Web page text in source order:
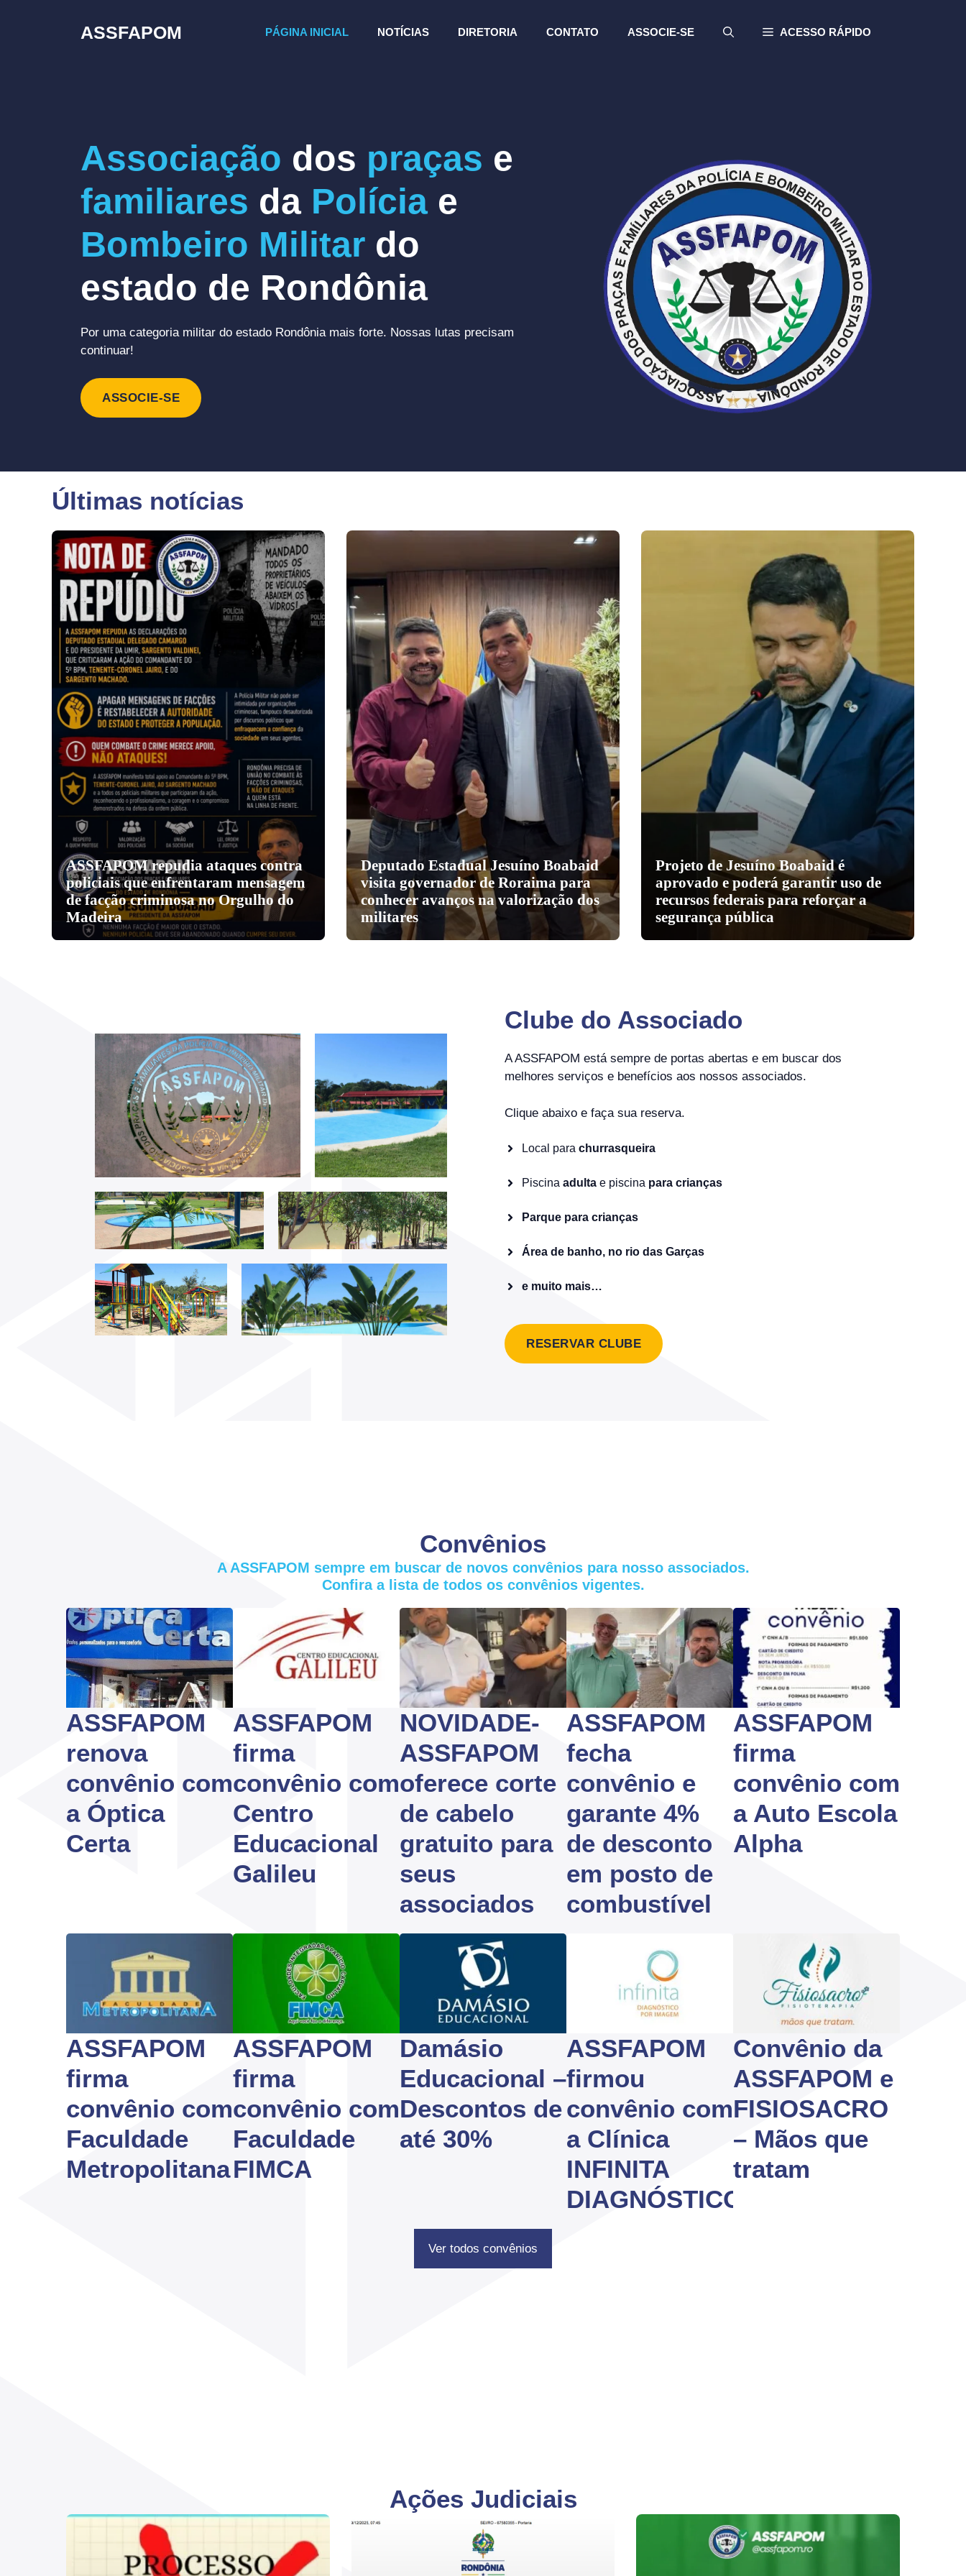
ASSFAPOM PÁGINA INICIAL NOTÍCIAS DIRETORIA CONTATO ASSOCIE-SE ACESSO RÁPIDO
Associação dos praças e
familiares da Polícia e
Bombeiro Militar do
estado de Rondônia
Por uma categoria militar do estado Rondônia mais forte. Nossas lutas precisam
continuar!
ASSOCIE-SE
Últimas notícias
ASSFAPOM repudia ataques contra
policiais que enfrentaram mensagem
de facção criminosa no Orgulho do
Madeira
Deputado Estadual Jesuíno Boabaid
visita governador de Roraima para
conhecer avanços na valorização dos
militares
Projeto de Jesuíno Boabaid é
aprovado e poderá garantir uso de
recursos federais para reforçar a
segurança pública
Clube do Associado
A ASSFAPOM está sempre de portas abertas e em buscar dos
melhores serviços e benefícios aos nossos associados.
Clique abaixo e faça sua reserva.
Local para churrasqueira
Piscina adulta e piscina para crianças
Parque para crianças
Área de banho, no rio das Garças
e muito mais…
RESERVAR CLUBE
Convênios
A ASSFAPOM sempre em buscar de novos convênios para nosso associados.
Confira a lista de todos os convênios vigentes.
ASSFAPOM
renova
convênio com
a Óptica
Certa
ASSFAPOM
firma
convênio com
Centro
Educacional
Galileu
NOVIDADE-
ASSFAPOM
oferece corte
de cabelo
gratuito para
seus
associados
ASSFAPOM
fecha
convênio e
garante 4%
de desconto
em posto de
combustível
ASSFAPOM
firma
convênio com
a Auto Escola
Alpha
ASSFAPOM
firma
convênio com
Faculdade
Metropolitana
ASSFAPOM
firma
convênio com
Faculdade
FIMCA
Damásio
Educacional –
Descontos de
até 30%
ASSFAPOM
firmou
convênio com
a Clínica
INFINITA
DIAGNÓSTICO
Convênio da
ASSFAPOM e
FISIOSACRO
– Mãos que
tratam
Ver todos convênios
Ações Judiciais